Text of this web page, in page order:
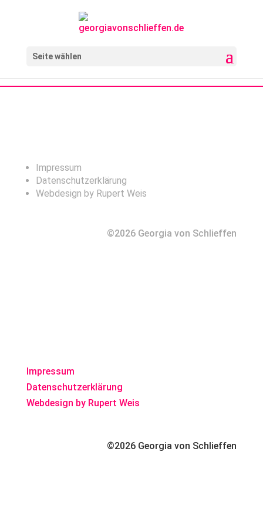
Seite wählen
Impressum
Datenschutzerklärung
Webdesign by Rupert Weis
©2026 Georgia von Schlieffen
Impressum
Datenschutzerklärung
Webdesign by Rupert Weis
©2026 Georgia von Schlieffen